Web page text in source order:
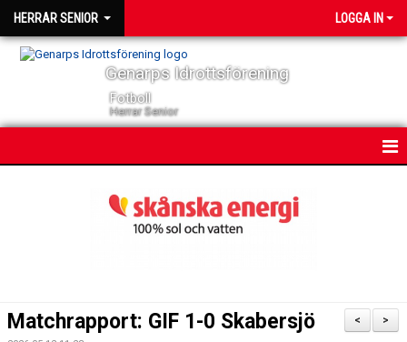
HERRAR SENIOR LOGGA IN
Genarps Idrottsförening
Fotboll
Herrar Senior
TRUPPEN
>
<
Matchrapport: GIF 1-0 Skabersjö